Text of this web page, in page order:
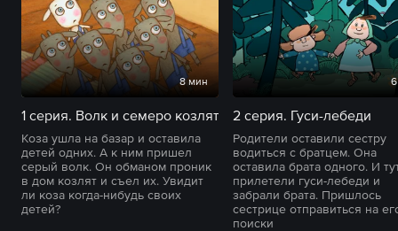
8 мин
1 серия. Волк и семеро козлят
Коза ушла на базар и оставила
детей одних. А к ним пришел
серый волк. Он обманом проник
в дом козлят и съел их. Увидит
ли коза когда-нибудь своих
детей?
2 серия. Гуси-лебеди
Родители оставили сестру
водиться с братцем. Она
оставила брата одного. И
прилетели гуси-лебеди и
забрали брата. Пришлось
сестрице отправиться на
поиски